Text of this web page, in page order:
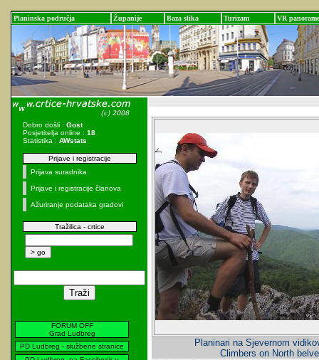
Planinska područja Županije Baza slika Turizam VR panorame
Dobro došli : Gost
Posjetitelja online : 18
Statistika : AWstats
Prijave i registracije
Prijava suradnika
Prijave i registracije članova
Ažuriranje podataka gradovi
Tražilica - crtice
FORUM OFF
Grad Ludbreg
PD Ludbreg - službene stranice
Planinari na Sjevernom
Climbers on North